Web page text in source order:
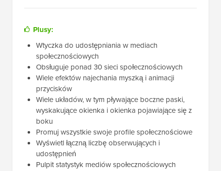
Plusy:
Wtyczka do udostępniania w mediach
społecznościowych
Obsługuje ponad 30 sieci społecznościowych
Wiele efektów najechania myszką i animacji
przycisków
Wiele układów, w tym pływające boczne paski,
wyskakujące okienka i okienka pojawiające się z
boku
Promuj wszystkie swoje profile społecznościowe
Wyświetl łączną liczbę obserwujących i
udostępnień
Pulpit statystyk mediów społecznościowych